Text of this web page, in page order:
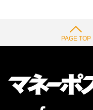
PAGE TOP